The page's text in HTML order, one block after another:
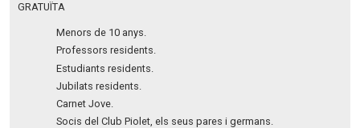
GRATUÏTA
Menors de 10 anys.
Professors residents.
Estudiants residents.
Jubilats residents.
Carnet Jove.
Socis del Club Piolet, els seus pares i germans.